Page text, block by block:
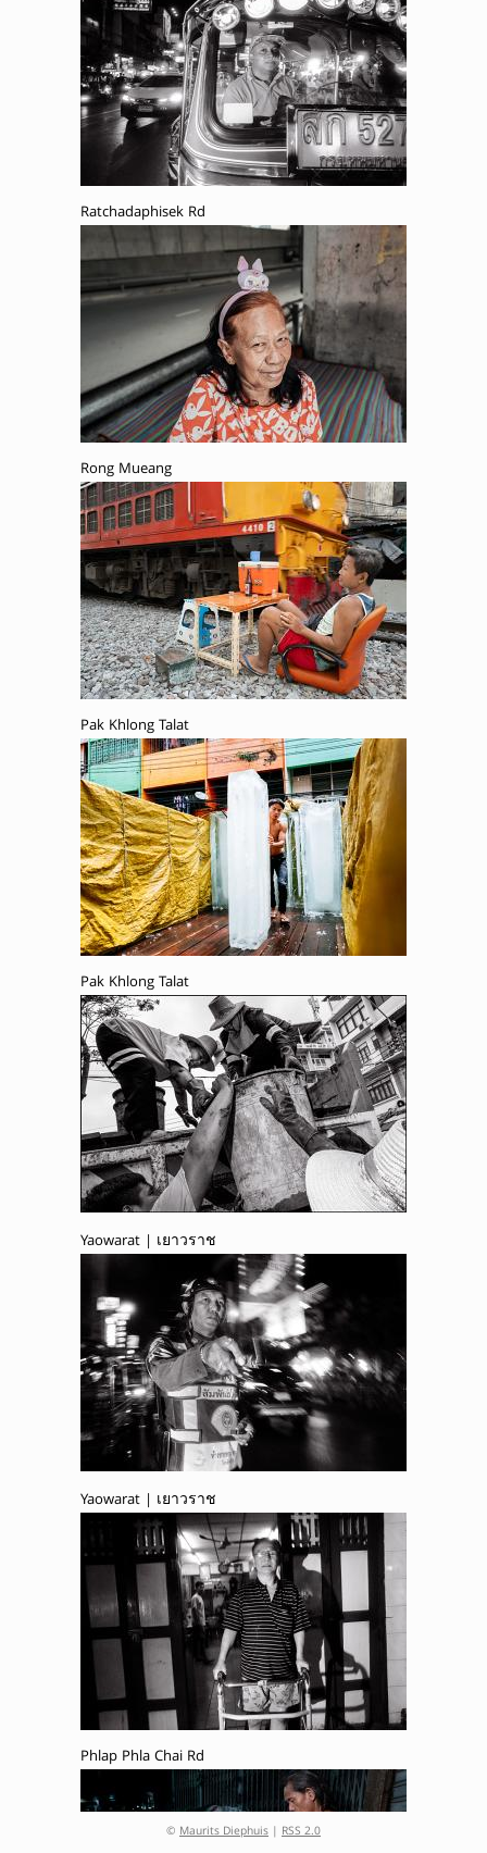
Ratchadaphisek Rd
Rong Mueang
Pak Khlong Talat
Pak Khlong Talat
Yaowarat | เยาวราช
Yaowarat | เยาวราช
Phlap Phla Chai Rd
© Maurits Diephuis | RSS 2.0